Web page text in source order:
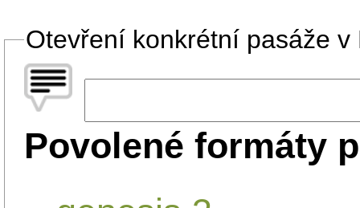
Otevření konkrétní pasáže v
Povolené formáty